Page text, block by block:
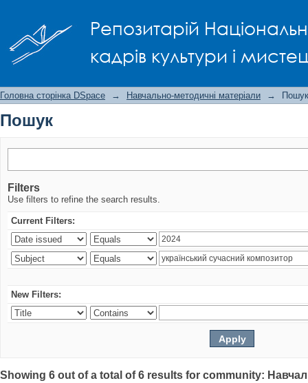
Репозитарій
кадрів культури і
Головна сторінка DSpace → Навчально-методичні матеріали → Пошук
Пошук
Filters
Use filters to refine the search results.
Current Filters:
New Filters:
Showing 6 out of a total of 6 results for community: